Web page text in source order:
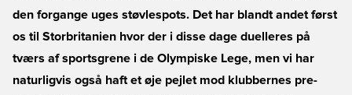
den forgange uges støvlespots. Det har blandt andet først
os til Storbritanien hvor der i disse dage duelleres på
tværs af sportsgrene i de Olympiske Lege, men vi har
naturligvis også haft et øje pejlet mod klubbernes pre-